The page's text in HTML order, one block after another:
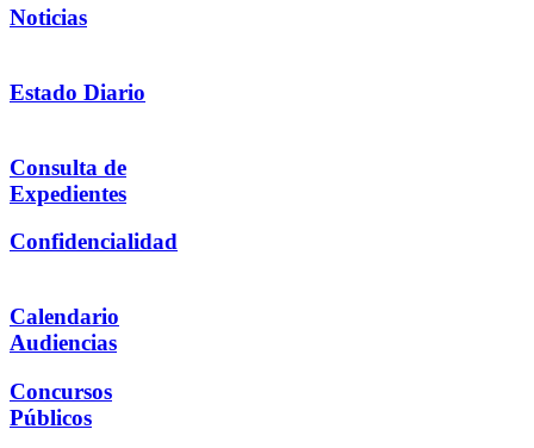
Noticias
Estado Diario
Consulta de
Expedientes
Confidencialidad
Calendario
Audiencias
Concursos
Públicos